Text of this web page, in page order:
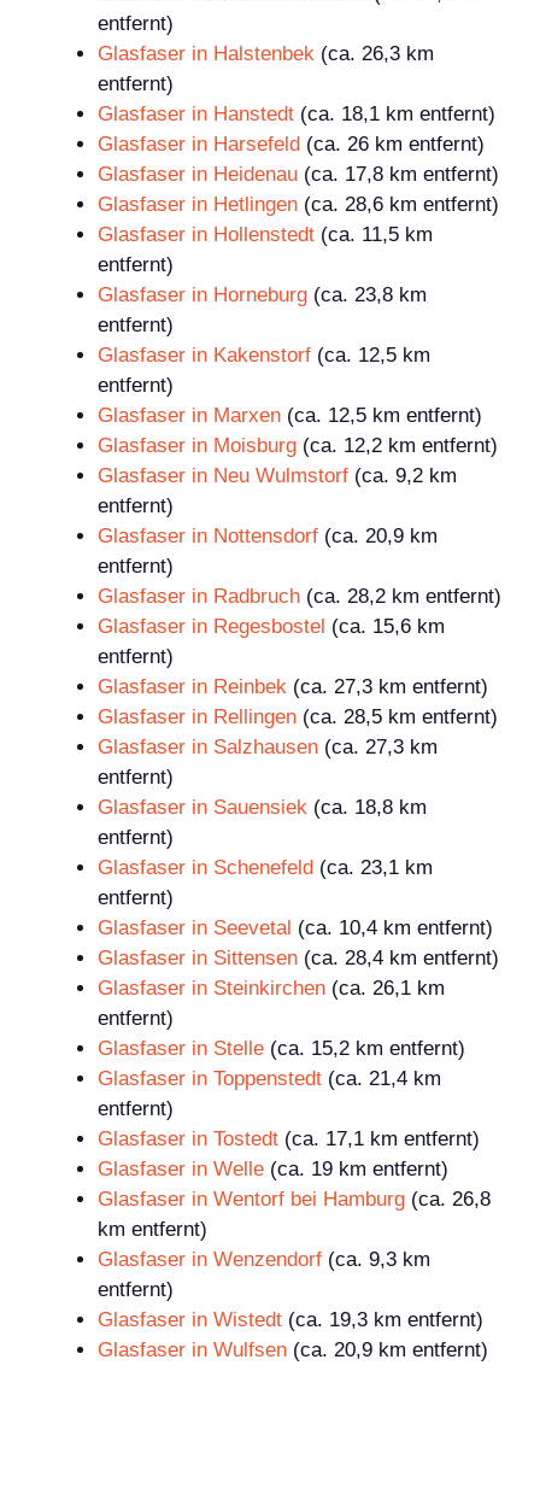
entfernt)
Glasfaser in Halstenbek (ca. 26,3 km
entfernt)
Glasfaser in Hanstedt (ca. 18,1 km entfernt)
Glasfaser in Harsefeld (ca. 26 km entfernt)
Glasfaser in Heidenau (ca. 17,8 km entfernt)
Glasfaser in Hetlingen (ca. 28,6 km entfernt)
Glasfaser in Hollenstedt (ca. 11,5 km
entfernt)
Glasfaser in Horneburg (ca. 23,8 km
entfernt)
Glasfaser in Kakenstorf (ca. 12,5 km
entfernt)
Glasfaser in Marxen (ca. 12,5 km entfernt)
Glasfaser in Moisburg (ca. 12,2 km entfernt)
Glasfaser in Neu Wulmstorf (ca. 9,2 km
entfernt)
Glasfaser in Nottensdorf (ca. 20,9 km
entfernt)
Glasfaser in Radbruch (ca. 28,2 km entfernt)
Glasfaser in Regesbostel (ca. 15,6 km
entfernt)
Glasfaser in Reinbek (ca. 27,3 km entfernt)
Glasfaser in Rellingen (ca. 28,5 km entfernt)
Glasfaser in Salzhausen (ca. 27,3 km
entfernt)
Glasfaser in Sauensiek (ca. 18,8 km
entfernt)
Glasfaser in Schenefeld (ca. 23,1 km
entfernt)
Glasfaser in Seevetal (ca. 10,4 km entfernt)
Glasfaser in Sittensen (ca. 28,4 km entfernt)
Glasfaser in Steinkirchen (ca. 26,1 km
entfernt)
Glasfaser in Stelle (ca. 15,2 km entfernt)
Glasfaser in Toppenstedt (ca. 21,4 km
entfernt)
Glasfaser in Tostedt (ca. 17,1 km entfernt)
Glasfaser in Welle (ca. 19 km entfernt)
Glasfaser in Wentorf bei Hamburg (ca. 26,8
km entfernt)
Glasfaser in Wenzendorf (ca. 9,3 km
entfernt)
Glasfaser in Wistedt (ca. 19,3 km entfernt)
Glasfaser in Wulfsen (ca. 20,9 km entfernt)